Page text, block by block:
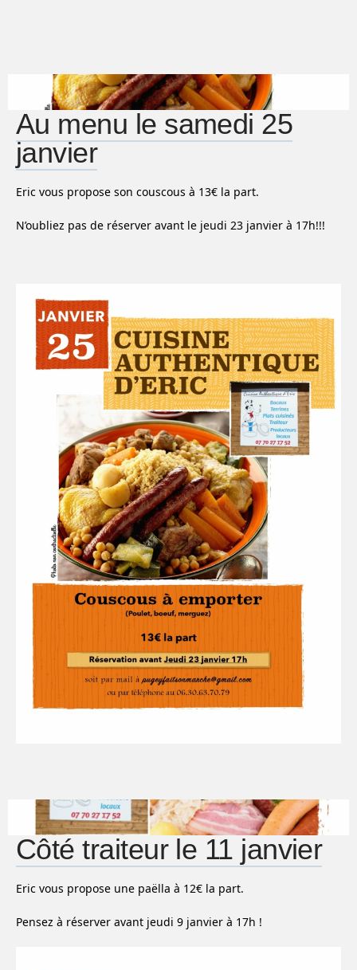
Au menu le samedi 25
janvier
Eric vous propose son couscous à 13€ la part.
N’oubliez pas de réserver avant le jeudi 23 janvier à 17h!!!
Côté traiteur le 11 janvier
Eric vous propose une paëlla à 12€ la part.
Pensez à réserver avant jeudi 9 janvier à 17h !